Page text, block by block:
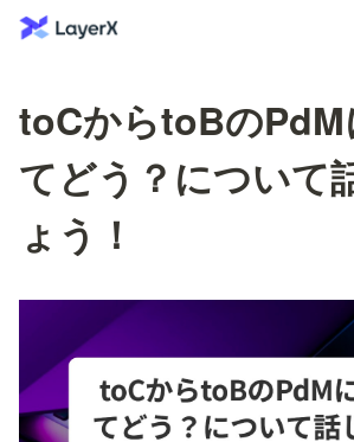
toCからtoBのPdM
てどう？について
ょう！